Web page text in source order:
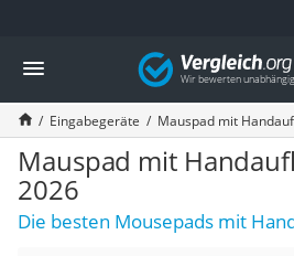
Die beliebtesten Vergleiche nach
Elektronik
Powerstation
Monitor 32 Zoll 4K
Fernseher
Drucker
Desktop-PC
Monitor
Vergleich
Eingabegeräte Mauspad mit
Mauspad mit
2026
Die besten Mousepads mit